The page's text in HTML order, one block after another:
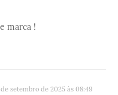
marca !
de setembro de 2025 às 08:49